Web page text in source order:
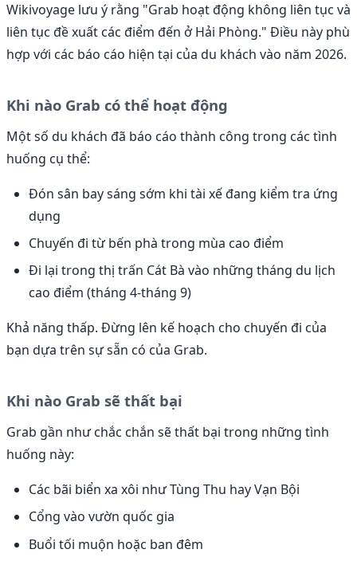
Wikivoyage lưu ý rằng "Grab hoạt động không liên tục và
liên tục đề xuất các điểm đến ở Hải Phòng." Điều này phù
hợp với các báo cáo hiện tại của du khách vào năm 2026.
Khi nào Grab có thể hoạt động
Một số du khách đã báo cáo thành công trong các tình
huống cụ thể:
Đón sân bay sáng sớm khi tài xế đang kiểm tra ứng
dụng
Chuyến đi từ bến phà trong mùa cao điểm
Đi lại trong thị trấn Cát Bà vào những tháng du lịch
cao điểm (tháng 4-tháng 9)
Khả năng thấp. Đừng lên kế hoạch cho chuyến đi của
bạn dựa trên sự sẵn có của Grab.
Khi nào Grab sẽ thất bại
Grab gần như chắc chắn sẽ thất bại trong những tình
huống này:
Các bãi biển xa xôi như Tùng Thu hay Vạn Bội
Cổng vào vườn quốc gia
Buổi tối muộn hoặc ban đêm